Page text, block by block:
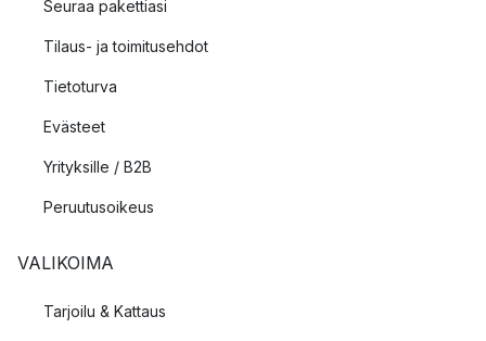
Seuraa pakettiasi
Tilaus- ja toimitusehdot
Tietoturva
Evästeet
Yrityksille / B2B
Peruutusoikeus
VALIKOIMA
Tarjoilu & Kattaus